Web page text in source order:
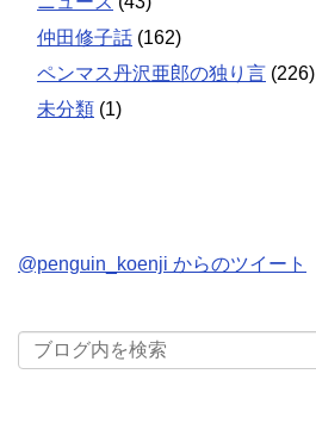
仲田修子話 (162)
ペンマス丹沢亜郎の独り言 (226)
未分類 (1)
@penguin_koenji からのツイート